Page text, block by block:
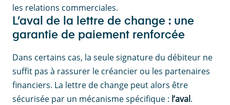
les relations commerciales.
L’aval de la lettre de change : une
garantie de paiement renforcée
Dans certains cas, la seule signature du débiteur ne
suffit pas à rassurer le créancier ou les partenaires
financiers. La lettre de change peut alors être
sécurisée par un mécanisme spécifique : l’aval.